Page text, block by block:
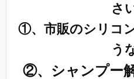
さ
①、 市販のシリコ
う
②、 シャンプー